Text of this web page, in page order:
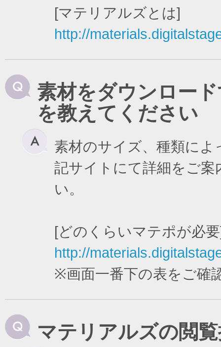
[マテリアルズとは]
http://
素材をダウンロー
を教えてください
素材のサイズ、種類に
記サイトにて詳細をご
い。
[どのくらいマテポが必
http://
※画面一番下の表をご確
マテリアルズの閲